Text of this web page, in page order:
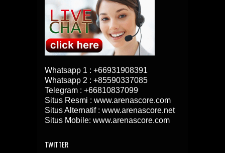
Whatsapp 1 : +66931908391
Whatsapp 2 : +85590337085
Telegram : +66810837099
Situs Resmi : www.arenascore.com
Situs Alternatif : www.arenascore.net
Situs Mobile: www.arenascore.com
TWITTER